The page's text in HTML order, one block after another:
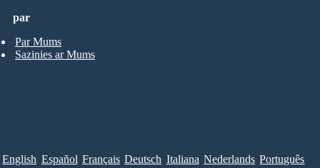
par
Par Mums
Sazinies ar Mums
English Español Français Deutsch Italiana Nederlands Português